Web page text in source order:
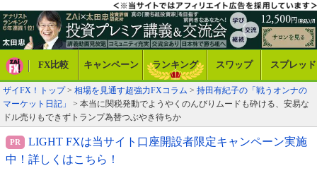
FX比較 キャンペーン ランキング スワップ スプレッド
ザイFX！トップ> 相場を見通す超強力FXコラム > 持田有紀子の「戦うオンナの
マーケット日記」
> 本当に関税発動でようやくのんびりムードも砕ける、安易な
ドル売りもできずトランプ為替つぶやき待ちか
LIGHT FXは当サイト口座開設者限定キャンペーン実施
中！詳しくはこちら！